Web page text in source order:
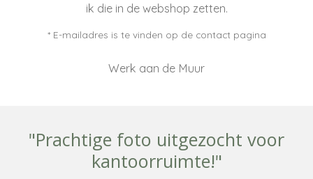
ik die in de webshop zetten.
* E-mailadres is te vinden op de contact pagina
Werk aan de Muur
"Prachtige foto uitgezocht voor
kantoorruimte!"